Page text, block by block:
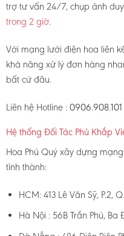
trợ tư vấn 24/7, chụp ảnh
trong 2 giờ.
Với mạng lưới điện hoa liên
khả năng xử lý đơn hàng
bất cứ đâu.
Liên hệ Hotline :
Hệ thống Đối Tác Phủ Khắp
Hoa Phú Quý xây dựng
tỉnh thành:
HCM: 413 Lê Văn Sỹ, P.2,
Hà Nội : 56B Trần Phú, Ba